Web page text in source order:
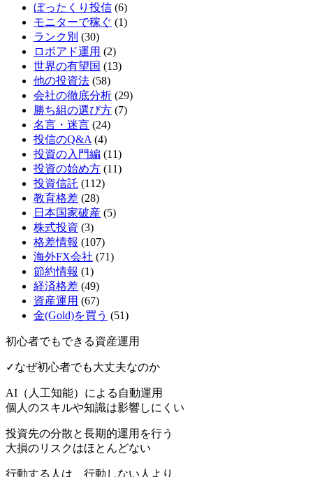
ぼったくり投信 (6)
モニターで稼ぐ (1)
ランク別 (30)
ロボアド運用 (2)
世界の有望国 (13)
他の投資法 (58)
会社の徹底分析 (29)
勝ち組の選び方 (7)
名言・迷言 (24)
投信のQ&A (4)
投資の入門編 (11)
投資の始め方 (11)
投資信託 (112)
教育格差 (28)
日本国家破産 (5)
株式投資 (3)
格差情報 (107)
海外FX会社 (71)
節約情報 (1)
経済格差 (49)
資産運用 (67)
金(Gold)を買う (51)
初心者でもできる資産運用
✓なぜ初心者でも大丈夫なのか
AI（人工知能）による 自動運用
個人のスキルや知識は影響しにくい
投資先の分散と長期的運用を行う
大損のリスクはほとんどない
行動する人は、行動しない人より、